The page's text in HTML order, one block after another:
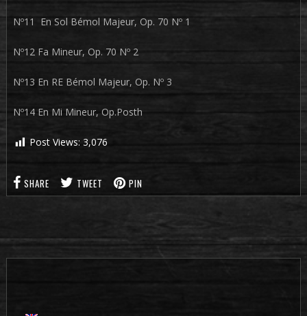
Nº11 En Sol Bémol Majeur, Op. 70 Nº 1
Nº12 Fa Mineur, Op. 70 Nº 2
Nº13 En RE Bémol Majeur, Op. Nº 3
Nº14 En Mi Mineur, Op.Posth
Post Views: 3,076
SHARE TWEET PIN